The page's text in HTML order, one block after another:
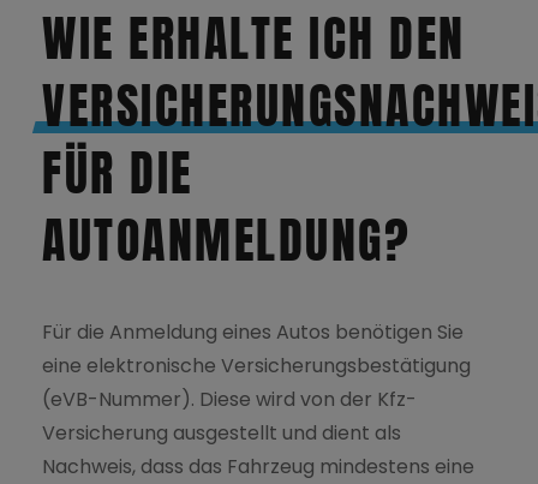
FAQ
WIE ERHALTE ICH DEN
FÜR DIE
AUTOANMELDUNG?
Für die Anmeldung eines Autos benötigen Sie
eine elektronische Versicherungsbestätigung
(eVB-Nummer). Diese wird von der Kfz-
Versicherung ausgestellt und dient als
Nachweis, dass das Fahrzeug mindestens eine